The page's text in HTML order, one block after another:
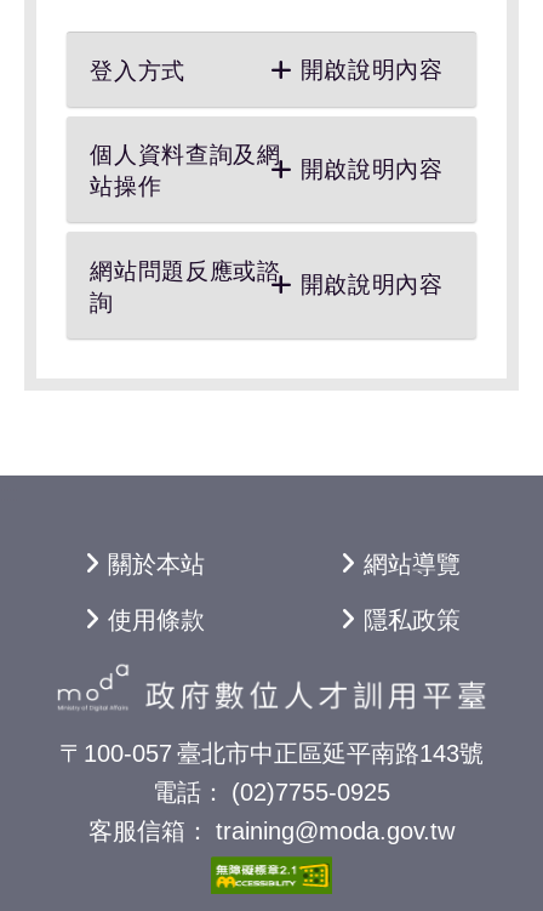
登入方式 開啟說明內容
個人資料查詢及網
站操作
開啟說明內容
網站問題反應或諮
詢
開啟說明內容
〒100-057 臺北市中正區延平南路143號
電話：
(02)7755-0925
客服信箱：
training@moda.gov.tw
關於本站 網站導覽
使用條款 隱私政策